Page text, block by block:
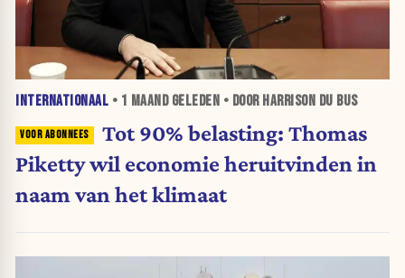
INTERNATIONAAL • 1 MAANDGELEDEN • DOOR HARRISON DU BUS
Tot 90% belasting: Thomas
Piketty wil economie heruitvinden in
naam van het klimaat